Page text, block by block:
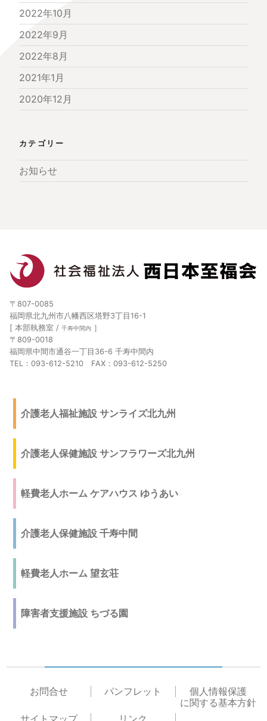
2022年10月
2022年9月
2022年8月
2021年1月
2020年12月
カテゴリー
お知らせ
〒807-0085
福岡県北九州市八幡西区塔野3丁目16-1
[ 本部執務室 / 千寿中間内 ］
〒809-0018
福岡県中間市通谷一丁目36-6 千寿中間内
TEL：093-612-5210 FAX：093-612-5250
介護老人福祉施設 サンライズ北九州
介護老人保健施設 サンフラワーズ北九州
軽費老人ホーム ケアハウス ゆうあい
介護老人保健施設 千寿中間
軽費老人ホーム 望玄荘
障害者支援施設 ちづる園
お問合せ パンフレット
個人情報保護
に関する基本方針